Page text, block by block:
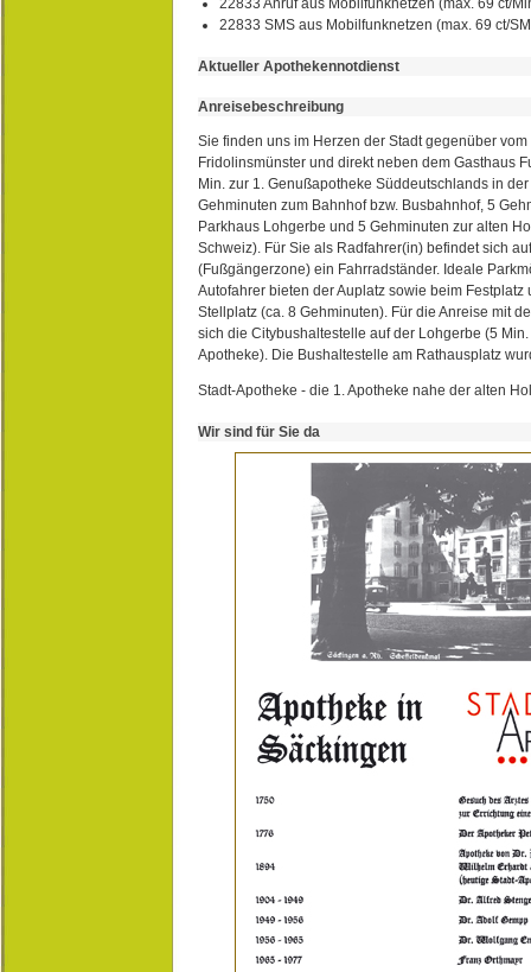
22833 SMS aus Mobilfunknetzen (max. 69 ct/
Aktueller Apothekennotdienst
Anreisebeschreibung
Sie finden uns im Herzen der Stadt gegenüber
Fridolinsmünster und direkt neben dem Gasthaus
Min. zur 1. Genußapotheke Süddeutschlands in
Gehminuten zum Bahnhof bzw. Busbahnhof, 5
Parkhaus Lohgerbe und 5 Gehminuten zur alten
Schweiz). Für Sie als Radfahrer(in) befindet sich
(Fußgängerzone) ein Fahrradständer. Ideale
Autofahrer bieten der Auplatz sowie beim Festplatz
Stellplatz (ca. 8 Gehminuten). Für die Anreise mit
sich die Citybushaltestelle auf der Lohgerbe (5
Apotheke). Die Bushaltestelle am Rathausplatz
Stadt-Apotheke - die 1. Apotheke nahe der alten
Wir sind für Sie da